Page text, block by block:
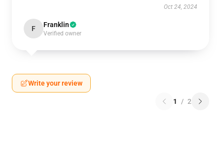
Oct 24, 2024
F Franklin
Verified owner
Write your review
1 / 2